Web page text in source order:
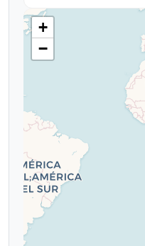
+
−